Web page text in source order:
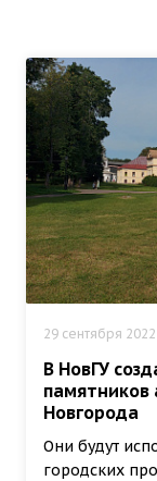
29 сентября
В НовГУ
памятников
Новгорода
Они будут
городских